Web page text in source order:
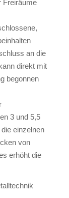
Freiräume
an die
direkt mit
begonnen
3 und 5,5
einzelnen
von
erhöht die